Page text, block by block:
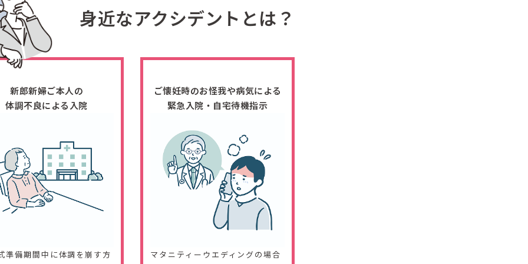
身近なアクシデントとは？
新郎新婦ご本人の
体調不良による入院
準備期間中に体調を崩す方
ご懐妊時のお怪我や病気による
緊急入院・自宅待機指示
マタニティーウエディングの場合